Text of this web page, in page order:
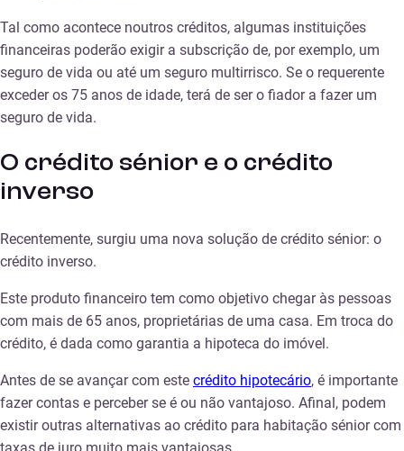
Tal como acontece noutros créditos, algumas instituições
financeiras poderão exigir a subscrição de, por exemplo, um
seguro de vida ou até um seguro multirrisco. Se o requerente
exceder os 75 anos de idade, terá de ser o fiador a fazer um
seguro de vida.
O crédito sénior e o crédito
inverso
Recentemente, surgiu uma nova solução de crédito sénior: o
crédito inverso.
Este produto financeiro tem como objetivo chegar às pessoas
com mais de 65 anos, proprietárias de uma casa. Em troca do
crédito, é dada como garantia a hipoteca do imóvel.
Antes de se avançar com este crédito hipotecário, é importante
fazer contas e perceber se é ou não vantajoso. Afinal, podem
existir outras alternativas ao crédito para habitação sénior com